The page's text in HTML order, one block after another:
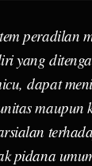
peradilan
yang
dapat
maupun
pidana